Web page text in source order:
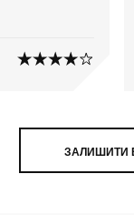
ЗАЛИШИТИ